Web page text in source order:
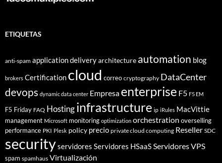
ETIQUETAS
anti-spam application deliveryarchitecture automation blog
brokers Certification cloud correo cryptography DataCenter
devops dynamic data center Empresa enterprise F5 F5 EM
F5 Friday FAQ Hostinginfrastructure ip iRules MacVittie
management Microsoft monitoring optimization orchestration overselling
performance PKI Plesk policy precio private cloud computing Reseller SDC
securityservidores Servidores HSaaSServidores VPS
spam spamhaus Virtualización